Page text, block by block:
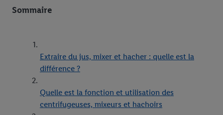
Sommaire
Extraire du jus, mixer et hacher : quelle est la
différence ?
Quelle est la fonction et utilisation des
centrifugeuses, mixeurs et hachoirs